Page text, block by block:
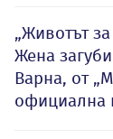
„Животът
Жена
Варна, от
официална